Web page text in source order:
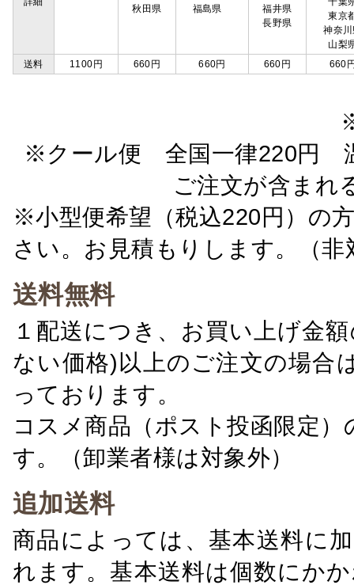
秋田県 福島県
福井県
長野県
東京
神奈
山梨
送料
1100円 660円 660円 660円 660
※クール便 全国一律220円
ご注文が含ま
※小型便希望（税込220円）の
さい。お見積もりします。（非
送料無料
１配送につき、お買い上げ金
ない価格)以上のご注文の場合
っております。
コスメ商品（ポスト投函限定
す。（卸業者様は対象外）
追加送料
商品によっては、基本送料に
れます。基本送料は個数にか